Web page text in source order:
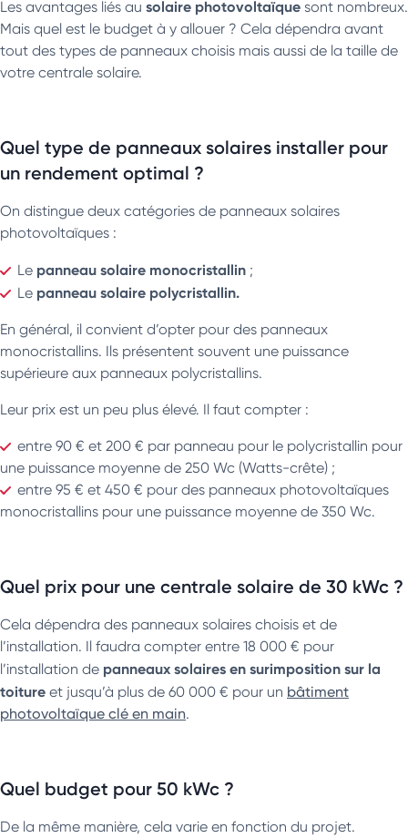
Les avantages liés au solaire photovoltaïque sont nombreux.
Mais quel est le budget à y allouer ? Cela dépendra avant
tout des types de panneaux choisis mais aussi de la taille de
votre centrale solaire.
Quel type de panneaux solaires installer pour
un rendement optimal ?
On distingue deux catégories de panneaux solaires
photovoltaïques :
Le panneau solaire monocristallin ;
Le panneau solaire polycristallin.
En général, il convient d’opter pour des panneaux
monocristallins. Ils présentent souvent une puissance
supérieure aux panneaux polycristallins.
Leur prix est un peu plus élevé. Il faut compter :
entre 90 € et 200 € par panneau pour le polycristallin pour
une puissance moyenne de 250 Wc (Watts-crête) ;
entre 95 € et 450 € pour des panneaux photovoltaïques
monocristallins pour une puissance moyenne de 350 Wc.
Quel prix pour une centrale solaire de 30 kWc ?
Cela dépendra des panneaux solaires choisis et de
l’installation. Il faudra compter entre 18 000 € pour
l’installation de panneaux solaires en surimposition sur la
toiture et jusqu’à plus de 60 000 € pour un bâtiment
photovoltaïque clé en main.
Quel budget pour 50 kWc ?
De la même manière, cela varie en fonction du projet.